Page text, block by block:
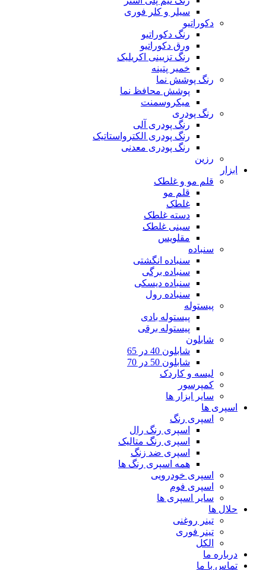
سیلر و کلر فوری
دکوراتیو
رنگ دکوراتیو
ورق دکوراتیو
رنگ تزیینی اکریلیک
خمیر پتینه
رنگ پوشش نما
پوشش محافظ نما
میکروسمنت
رنگ پودری
رنگ پودری آلی
رنگ پودری الکترواستاتیک
رنگ پودری معدنی
رزین
ابزار
قلم مو و غلطک
قلم مو
غلطک
دسته غلطک
سینی غلطک
مقلویس
سنباده
سنباده انگشتی
سنباده برگی
سنباده دیسکی
سنباده رول
پیستوله
پیستوله بادی
پیستوله برقی
شابلون
شابلون 40 در 65
شابلون 50 در 70
لیسه و کاردک
کمپرسور
سایر ابزار ها
اسپری ها
اسپری رنگ
اسپری رنگ رال
اسپری رنگ متالیک
اسپری ضد زنگ
همه اسپری رنگ ها
اسپری خودرویی
اسپری فوم
سایر اسپری ها
حلال ها
تینر روغنی
تینر فوری
الکل
درباره ما
تماس با ما